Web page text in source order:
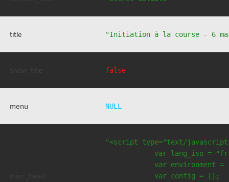
title "Initiation à la course - 6
false
menu NULL
"<script type="text/
var lang_iso =
var environment =
            var config = {};